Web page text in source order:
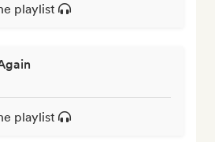
playlist
playlist